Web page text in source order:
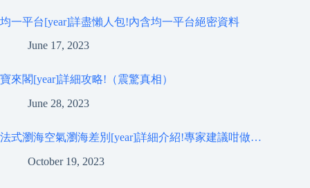
均一平台[year]詳盡懶人包!內含均一平台絕密資料
June 17, 2023
寶來閣[year]詳細攻略!（震驚真相）
June 28, 2023
法式瀏海空氣瀏海差別[year]詳細介紹!專家建議咁做…
October 19, 2023